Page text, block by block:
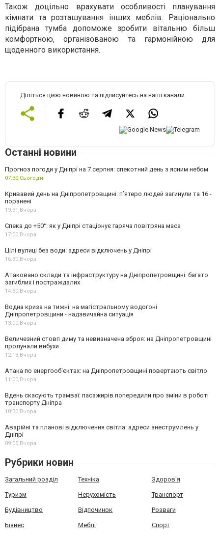
Також доцільно врахувати особливості планування
кімнати та розташування інших меблів. Раціонально
підібрана тумба допоможе зробити вітальню більш
комфортною, організованою та гармонійною для
щоденного використання.
Діліться цією новиною та підписуйтесь на наші канали
Останні новини
Прогноз погоди у Дніпрі на 7 серпня: спекотний день з ясним небом
07:30,Сьогодні
Кривавий день на Дніпропетровщині: п’ятеро людей загинули та 16 -
поранені
19:31, Вчора
Спека до +50°: як у Дніпрі стаціонує гаряча повітряна маса
17:00, Вчора
Цілі вулиці без води: адреси відключень у Дніпрі
16:30, Вчора
Атаковано склади та інфраструктуру на Дніпропетровщині: багато
загиблих і постраждалих
14:30, Вчора
Водна криза на тижні: на магістральному водогоні
Дніпропетровщини - надзвичайна ситуація
13:00, Вчора
Величезний стовп диму та невизначена зброя: на Дніпропетровщині
пролунали вибухи
12:13, Вчора
Атака по енергооб'єктах: на Дніпропетровщині повертають світло
11:00, Вчора
Вдень скасують трамваї: пасажирів попередили про зміни в роботі
транспорту Дніпра
10:30, Вчора
Аварійні та планові відключення світла: адреси знеструмлень у
Дніпрі
09:05, Вчора
Рубрики новин
Загальний розділ Техніка Здоров'я
Туризм Нерухомість Транспорт
Будівництво Відпочинок Розваги
Бізнес Меблі Спорт